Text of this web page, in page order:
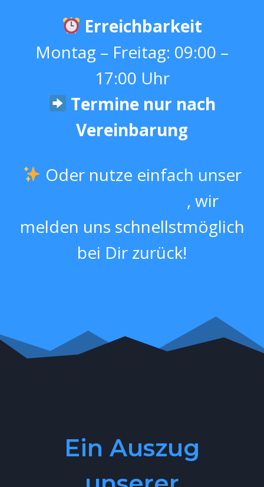
Erreichbarkeit
Montag – Freitag: 09:00 –
17:00 Uhr
Termine nur nach
Vereinbarung
Oder nutze einfach unser
, wir
melden uns schnellstmöglich
bei Dir zurück!
Ein Auszug